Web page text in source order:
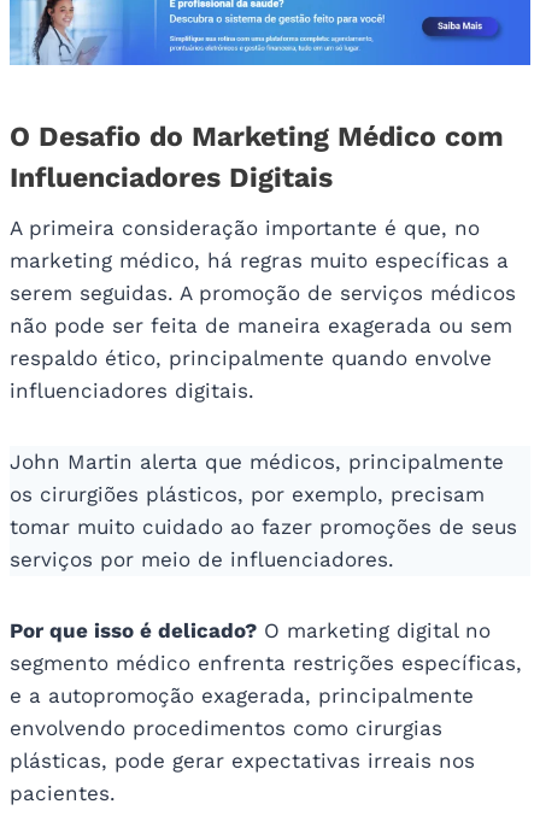
O Desafio do Marketing Médico com
Influenciadores Digitais
A primeira consideração importante é que, no
marketing médico, há regras muito específicas a
serem seguidas. A promoção de serviços médicos
não pode ser feita de maneira exagerada ou sem
respaldo ético, principalmente quando envolve
influenciadores digitais.
John Martin alerta que médicos, principalmente
os cirurgiões plásticos, por exemplo, precisam
tomar muito cuidado ao fazer promoções de seus
serviços por meio de influenciadores.
Por que isso é delicado? O marketing digital no
segmento médico enfrenta restrições específicas,
e a autopromoção exagerada, principalmente
envolvendo procedimentos como cirurgias
plásticas, pode gerar expectativas irreais nos
pacientes.